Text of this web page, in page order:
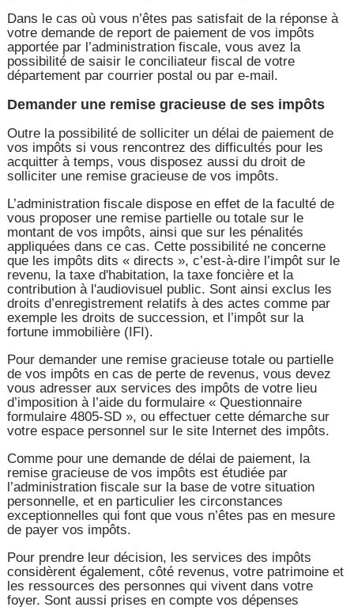
Dans le cas où vous n’êtes pas satisfait de la réponse à
votre demande de report de paiement de vos impôts
apportée par l’administration fiscale, vous avez la
possibilité de saisir le conciliateur fiscal de votre
département par courrier postal ou par e-mail.
Demander une remise gracieuse de ses impôts
Outre la possibilité de solliciter un délai de paiement de
vos impôts si vous rencontrez des difficultés pour les
acquitter à temps, vous disposez aussi du droit de
solliciter une remise gracieuse de vos impôts.
L’administration fiscale dispose en effet de la faculté de
vous proposer une remise partielle ou totale sur le
montant de vos impôts, ainsi que sur les pénalités
appliquées dans ce cas. Cette possibilité ne concerne
que les impôts dits « directs », c’est-à-dire l’impôt sur le
revenu, la taxe d'habitation, la taxe foncière et la
contribution à l'audiovisuel public. Sont ainsi exclus les
droits d’enregistrement relatifs à des actes comme par
exemple les droits de succession, et l’impôt sur la
fortune immobilière (IFI).
Pour demander une remise gracieuse totale ou partielle
de vos impôts en cas de perte de revenus, vous devez
vous adresser aux services des impôts de votre lieu
d’imposition à l’aide du formulaire « Questionnaire
formulaire 4805-SD », ou effectuer cette démarche sur
votre espace personnel sur le site Internet des impôts.
Comme pour une demande de délai de paiement, la
remise gracieuse de vos impôts est étudiée par
l’administration fiscale sur la base de votre situation
personnelle, et en particulier les circonstances
exceptionnelles qui font que vous n’êtes pas en mesure
de payer vos impôts.
Pour prendre leur décision, les services des impôts
considèrent également, côté revenus, votre patrimoine et
les ressources des personnes qui vivent dans votre
foyer. Sont aussi prises en compte vos dépenses